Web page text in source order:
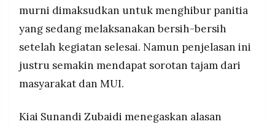
murni dimaksudkan untuk menghibur panitia
yang sedang melaksanakan bersih-bersih
setelah kegiatan selesai. Namun penjelasan ini
justru semakin mendapat sorotan tajam dari
masyarakat dan MUI.
Kiai Sunandi Zubaidi menegaskan alasan